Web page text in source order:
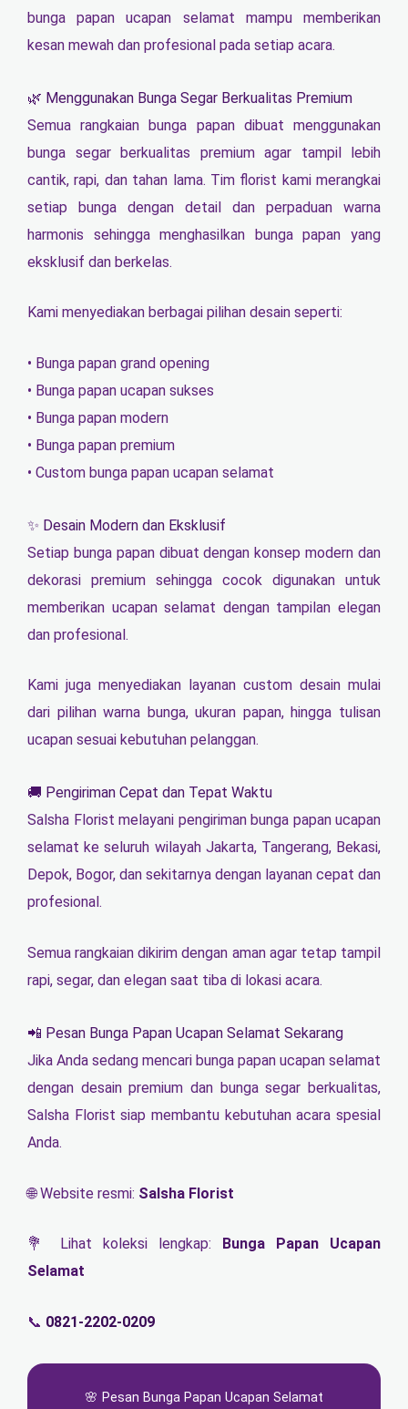
bunga papan ucapan selamat mampu memberikan
kesan mewah dan profesional pada setiap acara.
🌿 Menggunakan Bunga Segar Berkualitas Premium
Semua rangkaian bunga papan dibuat menggunakan
bunga segar berkualitas premium agar tampil lebih
cantik, rapi, dan tahan lama. Tim florist kami merangkai
setiap bunga dengan detail dan perpaduan warna
harmonis sehingga menghasilkan bunga papan yang
eksklusif dan berkelas.
Kami menyediakan berbagai pilihan desain seperti:
• Bunga papan grand opening
• Bunga papan ucapan sukses
• Bunga papan modern
• Bunga papan premium
• Custom bunga papan ucapan selamat
✨ Desain Modern dan Eksklusif
Setiap bunga papan dibuat dengan konsep modern dan
dekorasi premium sehingga cocok digunakan untuk
memberikan ucapan selamat dengan tampilan elegan
dan profesional.
Kami juga menyediakan layanan custom desain mulai
dari pilihan warna bunga, ukuran papan, hingga tulisan
ucapan sesuai kebutuhan pelanggan.
🚚 Pengiriman Cepat dan Tepat Waktu
Salsha Florist melayani pengiriman bunga papan ucapan
selamat ke seluruh wilayah Jakarta, Tangerang, Bekasi,
Depok, Bogor, dan sekitarnya dengan layanan cepat dan
profesional.
Semua rangkaian dikirim dengan aman agar tetap tampil
rapi, segar, dan elegan saat tiba di lokasi acara.
📲 Pesan Bunga Papan Ucapan Selamat Sekarang
Jika Anda sedang mencari bunga papan ucapan selamat
dengan desain premium dan bunga segar berkualitas,
Salsha Florist siap membantu kebutuhan acara spesial
Anda.
🌐 Website resmi: Salsha Florist
💐 Lihat koleksi lengkap:
Bunga Papan Ucapan
Selamat
📞 0821-2202-0209
🌸 Pesan Bunga Papan Ucapan Selamat